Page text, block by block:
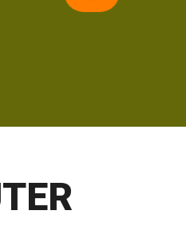
NÁKUPNÍ